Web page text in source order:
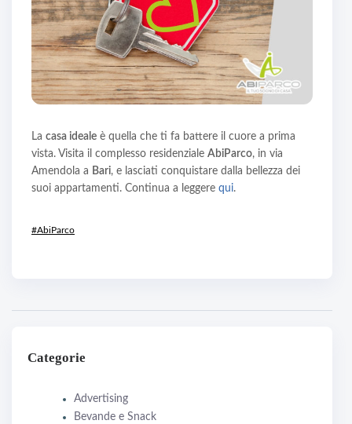
La casa ideale è quella che ti fa battere il cuore a prima
vista. Visita il complesso residenziale AbiParco, in via
Amendola a Bari, e lasciati conquistare dalla bellezza dei
suoi appartamenti. Continua a leggere qui.
#AbiParco
Categorie
Advertising
Bevande e Snack